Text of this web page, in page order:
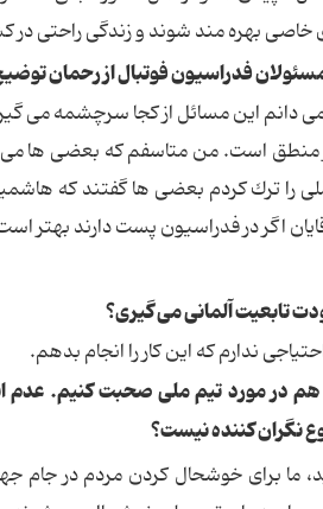
خاصی بهره مند شوند و زندگی راحتی
فدراسیون فوتبال از رحمان
دانم این مسائل از كجا سرچشمه می
منطق است. من متاسفم كه بعضی ها می
را ترك كردم بعضی ها گفتند كه
اگر در فدراسیون پست دارند بهتر
تابعیت آلمانی می گیری؟
ندارم كه این كار را انجام بدهم.
در مورد تیم ملی صحبت كنیم. عدم
نگران كننده نیست؟
ما برای خوشحال كردن مردم در جام